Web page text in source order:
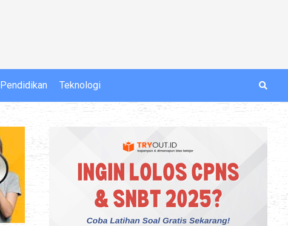
Pendidikan Teknologi